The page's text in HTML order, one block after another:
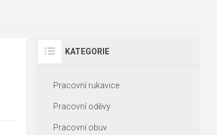
KATEGORIE
Pracovní rukavice
Pracovní oděvy
Pracovní obuv